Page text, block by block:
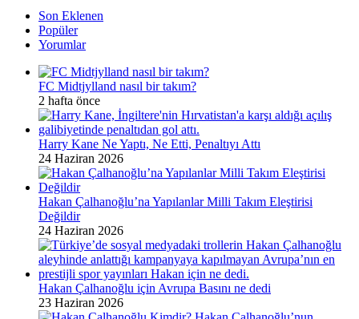
Son Eklenen
Popüler
Yorumlar
FC Midtjylland nasıl bir takım?
2 hafta önce
Harry Kane Ne Yaptı, Ne Etti, Penaltıyı Attı
24 Haziran 2026
Hakan Çalhanoğlu’na Yapılanlar Milli Takım Eleştirisi
Değildir
24 Haziran 2026
Hakan Çalhanoğlu için Avrupa Basını ne dedi
23 Haziran 2026